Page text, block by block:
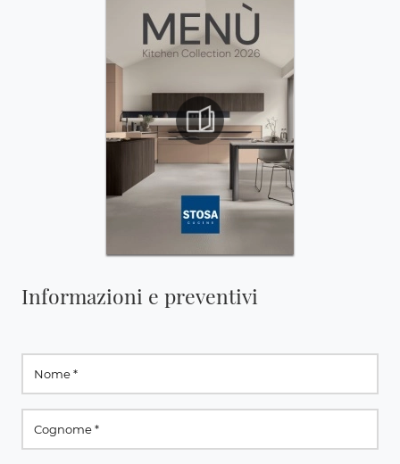
Informazioni e preventivi